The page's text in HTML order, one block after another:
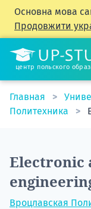
Основна мова
Продовжити
центр польского
Главная
Политехника
Electronic
Вроцлавская